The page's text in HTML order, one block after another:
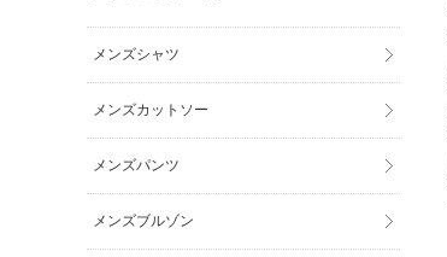
メンズシャツ
メンズカットソー
メンズパンツ
メンズブルゾン